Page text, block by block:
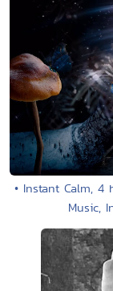
• Instant Calm, 4
Music,